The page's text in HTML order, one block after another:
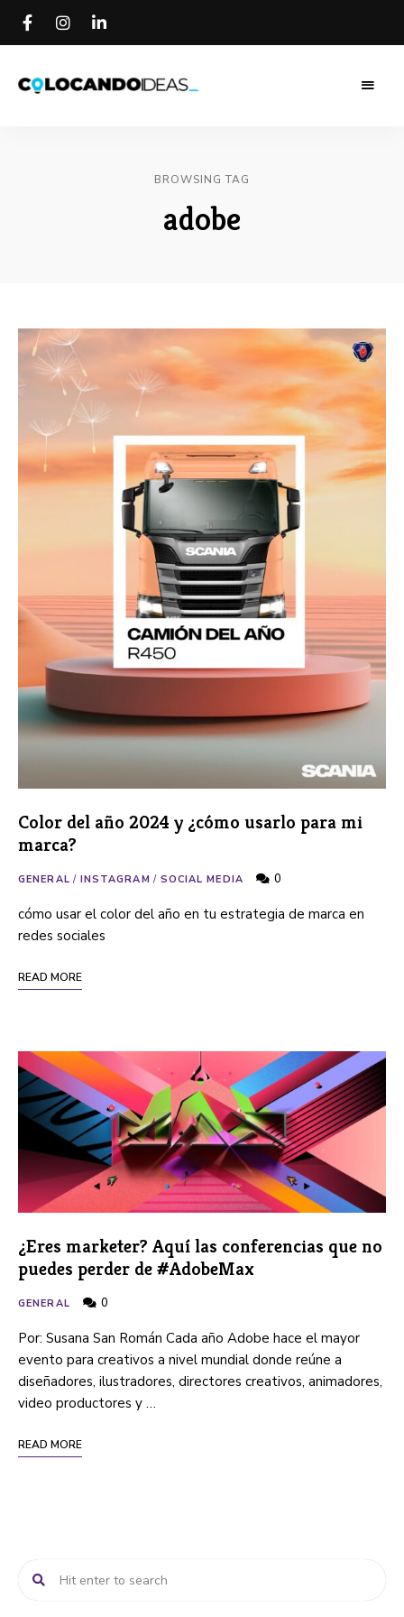
BROWSING TAG
adobe
Color del año 2024 y ¿cómo usarlo para mi
marca?
GENERAL / INSTAGRAM / SOCIAL MEDIA 0
cómo usar el color del año en tu estrategia de marca en
redes sociales
READ MORE
¿Eres marketer? Aquí las conferencias que no
puedes perder de #AdobeMax
GENERAL 0
Por: Susana San Román Cada año Adobe hace el mayor
evento para creativos a nivel mundial donde reúne a
diseñadores, ilustradores, directores creativos, animadores,
video productores y …
READ MORE